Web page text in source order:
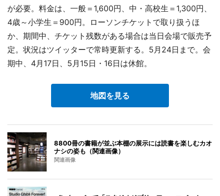
が必要。料金は、一般＝1,600円、中・高校生＝1,300円、
4歳～小学生＝900円。ローソンチケットで取り扱うほ
か、期間中、チケット残数がある場合は当日会場で販売予
定。状況はツイッターで常時更新する。5月24日まで。会
期中、4月17日、5月15日・16日は休館。
地図を見る
8800冊の書籍が並ぶ本棚の展示には読書を楽しむカオ
ナシの姿も（関連画像）
関連画像